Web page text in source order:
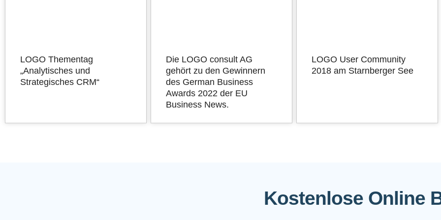
LOGO Thementag
„Analytisches und
Strategisches CRM“
Die LOGO consult AG
gehört zu den Gewinnern
des German Business
Awards 2022 der EU
Business News.
LOGO User Community
2018 am Starnberger See
Kostenlose Online